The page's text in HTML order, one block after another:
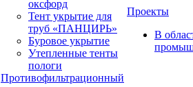
оксфорд
Тент укрытие для
труб «ПАНЦИРЬ»
Буровое укрытие
Утепленные тенты
пологи
Противофильтрационный
Проекты
В